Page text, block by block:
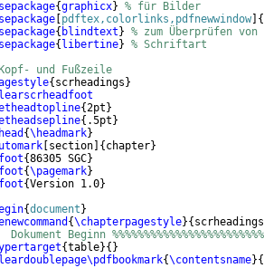
{graphicx} % für Bilder
pdftex,colorlinks,pdfnewwindow {
{ blindtext } % zum Überprüfen
{ libertine} % Schriftart
und Fußzeile
{ scrheadings }
{2pt }
{ .5pt }
{\headmark}
section { chapter}
{86305 SGC}
{\pagemark}
{Version 1.0}
{document }
{\chapterpagestyle}{ scrheadings
Dokument Beginn
{table}{ }
{\contentsname}{